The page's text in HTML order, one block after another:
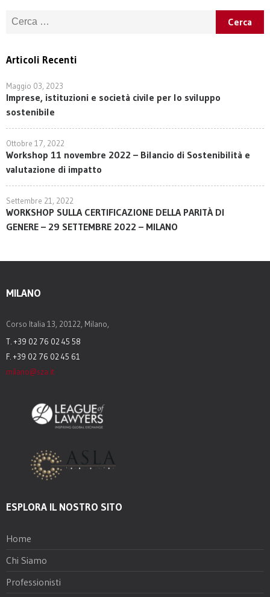
Ricerca per:
Articoli Recenti
Maggio 03, 2023
Imprese, istituzioni e società civile per lo sviluppo
sostenibile
Ottobre 17, 2022
Workshop 11 novembre 2022 – Bilancio di Sostenibilità e
valutazione di impatto
Settembre 21, 2022
WORKSHOP SULLA CERTIFICAZIONE DELLA PARITÀ DI
GENERE – 29 SETTEMBRE 2022 – MILANO
MILANO
Corso Italia 13, 20122, Milano,
T. +39 02 76 02 45 58
F. +39 02 76 02 45 61
milano@sza.it
ESPLORA IL NOSTRO SITO
Home
Chi Siamo
Professionisti